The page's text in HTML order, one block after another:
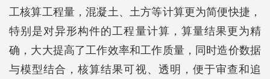
工核算工程量，混凝土、土方等计算更为简便快捷，
特别是对异形构件的工程量计算，算量结果更为精
确，大大提高了工作效率和工作质量，同时造价数据
与模型结合，核算结果可视、透明，便于审查和追